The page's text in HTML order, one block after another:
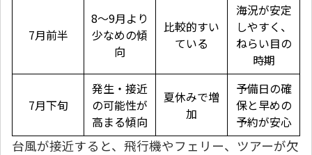
7月前半
8〜9月より
少なめの傾
向
比較的すい
ている
海況が安定
しやすく、
ねらい目の
時期
7月下旬
発生・接近
の可能性が
高まる傾向
夏休みで増
加
予備日の確
保と早めの
予約が安心
台風が接近すると、飛行機やフェリー、ツアーが欠